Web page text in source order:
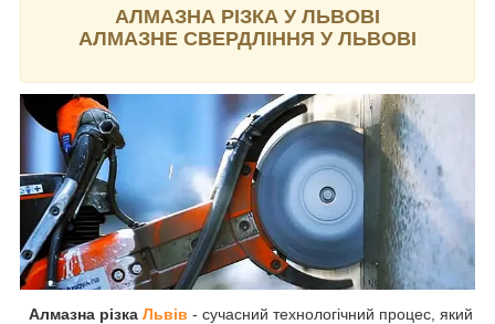
АЛМАЗНА РІЗКА У ЛЬВОВІ
АЛМАЗНЕ СВЕРДЛІННЯ У ЛЬВОВІ
Алмазна різка Львів - сучасний технологічний процес, який